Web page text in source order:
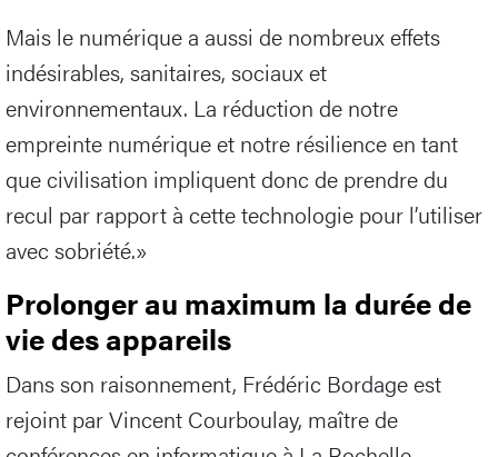
Mais le numérique a aussi de nombreux effets
indésirables, sanitaires, sociaux et
environnementaux. La réduction de notre
empreinte numérique et notre résilience en tant
que civilisation impliquent donc de prendre du
recul par rapport à cette technologie pour l’utiliser
avec sobriété.»
Prolonger au maximum la durée de
vie des appareils
Dans son raisonnement, Frédéric Bordage est
rejoint par Vincent Courboulay, maître de